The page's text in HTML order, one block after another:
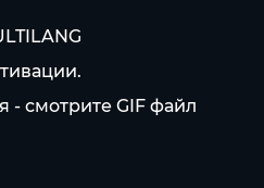
- смотрите GIF файл